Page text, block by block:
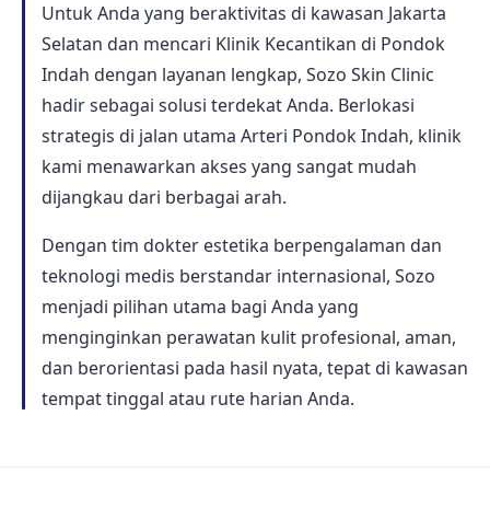
Untuk Anda yang beraktivitas di kawasan Jakarta
Selatan dan mencari Klinik Kecantikan di Pondok
Indah dengan layanan lengkap, Sozo Skin Clinic
hadir sebagai solusi terdekat Anda. Berlokasi
strategis di jalan utama Arteri Pondok Indah, klinik
kami menawarkan akses yang sangat mudah
dijangkau dari berbagai arah.
Dengan tim dokter estetika berpengalaman dan
teknologi medis berstandar internasional, Sozo
menjadi pilihan utama bagi Anda yang
menginginkan perawatan kulit profesional, aman,
dan berorientasi pada hasil nyata, tepat di kawasan
tempat tinggal atau rute harian Anda.